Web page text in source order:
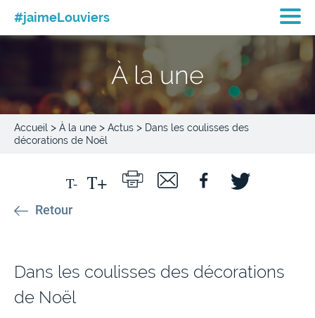
#jaimeLouviers
À la une
Accueil > À la une > Actus > Dans les coulisses des
décorations de Noël
Retour
Dans les coulisses des décorations
de Noël